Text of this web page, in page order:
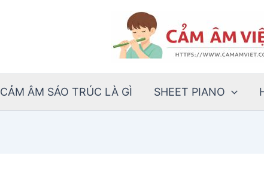
CẢM ÂM SÁO TRÚC LÀ GÌ SHEET PIANO